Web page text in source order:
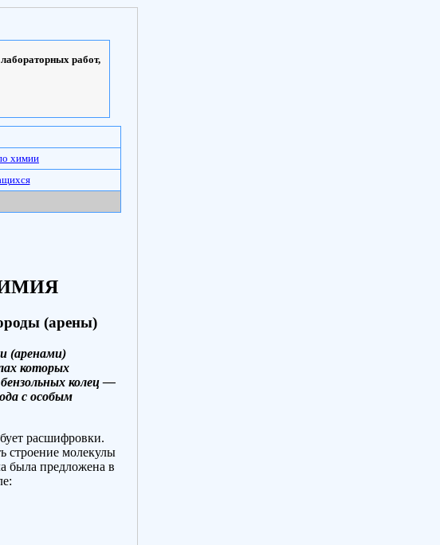
работ,
химии
(арены)
(аренами)
которых
колец —
с особым
расшифровки.
строение молекулы
была предложена в